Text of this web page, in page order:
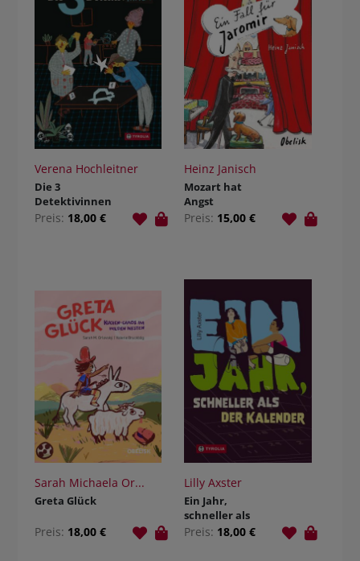
Verena Hochleitner
Die 3
Detektivinnen
Preis: 18,00 €
Heinz Janisch
Mozart hat
Angst
Preis: 15,00 €
Sarah Michaela Or...
Greta Glück
Preis: 18,00 €
Lilly Axster
Ein Jahr,
schneller als
der Kalender
Preis: 18,00 €